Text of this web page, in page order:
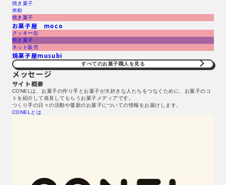
焼き菓子
米粉
焼き菓子
お菓子屋 moco
クッキー缶
焼き菓子
ネット販売
焼菓子屋musubi
すべてのお菓子職人を見る​
メッセージ
サイト概要
CONELは、お菓子の作り手とお菓子が大好きな人たちをつなぐために、お菓子のコ
トを紹介して発見してもらうお菓子メディアです。
つくり手の日々の活動や最新のお菓子についての情報をお届けします。
CONELとは